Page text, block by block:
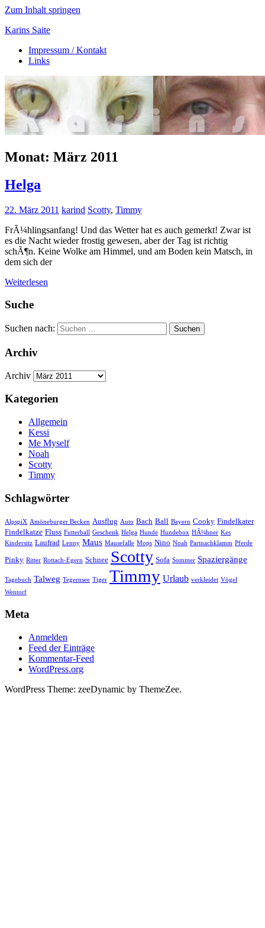
Zum Inhalt springen
Karins Saite
Tierisches
Ebsdorf
Impressum / Kontakt
Links
Monat: März 2011
Helga
22. März 2011 karind Scotty, Timmy
FrÃ¼hlingsanfang! Und das Wetter hat es auch gemerkt! Zwar ist
es die Nacht wieder frostig gewesen, aber der Tag ist richtig
schÃ¶n. Keine Wolke am Himmel, und am Boden kein Matsch, in
dem sich der
Weiterlesen
Suche
Suchen nach: Suchen
Archiv
Archiv
Kategorien
Allgemein
Kessi
Me Myself
Noah
Scotty
Timmy
Schlagwörter
AlpspiX Amöneburger Becken Ausflug Auto Bach Ball Bayern Cooky Findelkater
Findelkatze Fluss Futterball Geschenk Helga Hunde Hundebox HÃ¼hner Kes
Kindersitz Laufrad Lenny Maus Mausefalle Mops Nino Noah Partnachklamm Pferde
Pinky Ritter Rottach-Egern Schnee Scotty Sofa Sommer Spaziergänge
Tagebuch Talweg Tegernsee Tiger Timmy Urlaub verkleidet Vögel
Wentorf
Meta
Anmelden
Feed der Einträge
Kommentar-Feed
WordPress.org
WordPress Theme: zeeDynamic by ThemeZee.